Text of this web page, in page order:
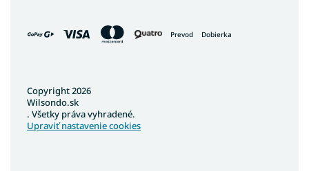
Prevod Dobierka
Copyright 2026
Wilsondo.sk
. Všetky práva vyhradené.
Upraviť nastavenie cookies